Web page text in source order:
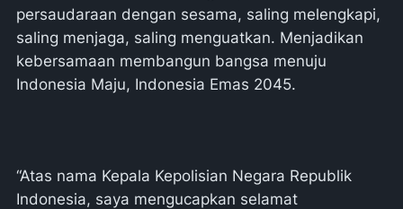
persaudaraan dengan sesama, saling melengkapi,
saling menjaga, saling menguatkan. Menjadikan
kebersamaan membangun bangsa menuju
Indonesia Maju, Indonesia Emas 2045.
“Atas nama Kepala Kepolisian Negara Republik
Indonesia, saya mengucapkan selamat